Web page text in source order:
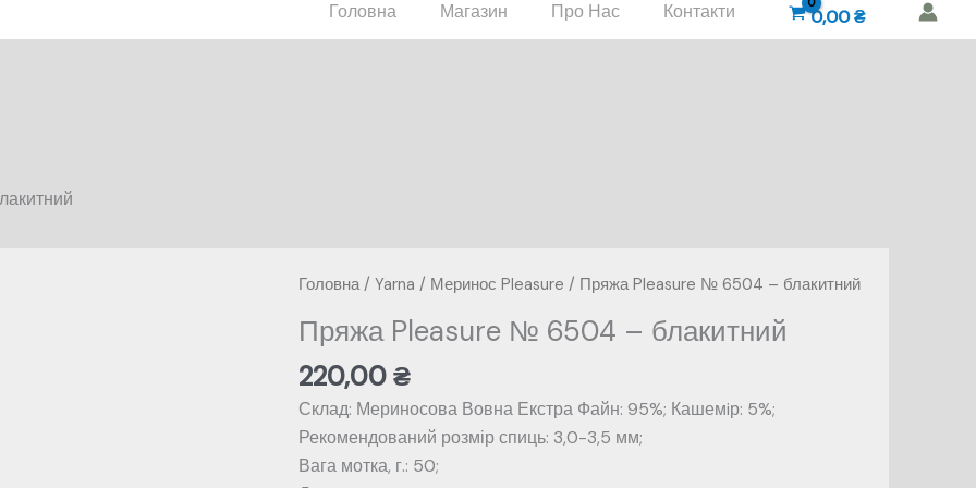
Головна Магазин Про Нас Контакти 0,00₴
Головна/ Yarna / Меринос Pleasure / Пряжа Pleasure № 6504 – блакитний
Пряжа Pleasure № 6504 – блакитний
220,00₴
Склад: Мериносова Вовна Екстра Файн: 95%; Кашемiр: 5%;
Рекомендований розмір спиць: 3,0-3,5 мм;
Вага мотка, г.: 50;